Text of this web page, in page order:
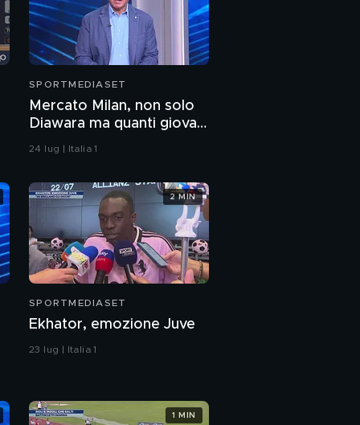
SPORTMEDIASET
Mercato Milan, non solo
Diawara ma quanti giovani
di qualità
24 lug | Italia 1
SPORTMEDIASET
Ekhator, emozione Juve
23 lug | Italia 1
2 MIN
1 MIN